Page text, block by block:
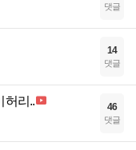
댓글
14
댓글
허리.. 46
댓글